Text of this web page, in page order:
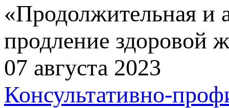
«Продолжительная и
продление здоровой
07 августа 2023
Консультативно-